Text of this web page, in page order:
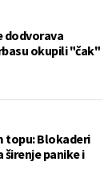
dodvorava
okupili "čak"
topu: Blokaderi
širenje panike i